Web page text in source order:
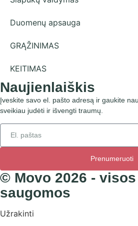
Duomenų apsauga
GRĄŽINIMAS
KEITIMAS
Naujienlaiškis
Įveskite savo el. pašto adresą ir gaukite
sveikiau judėti ir išvengti traumų.
Prenumeruoti
© Movo 2026 -
saugomos
Užrakinti